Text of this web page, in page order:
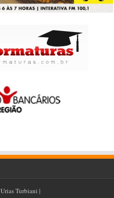
Urias Turbiani |